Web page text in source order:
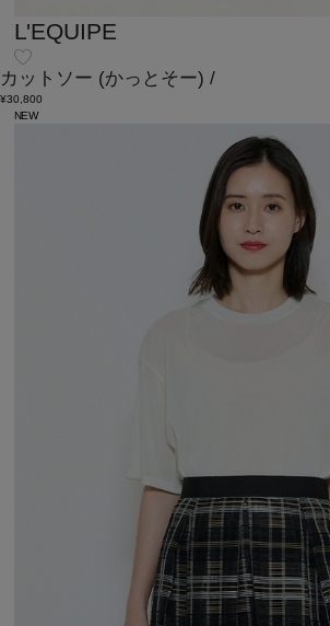
L'EQUIPE
カットソー (かっとそー) /
¥30,800
NEW